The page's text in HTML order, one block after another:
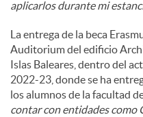
aplicarlos durante mi
La entrega de la beca
Auditorium del edificio
Islas Baleares, dentro del
2022-23, donde se ha
los alumnos de la facultad
contar con entidades como